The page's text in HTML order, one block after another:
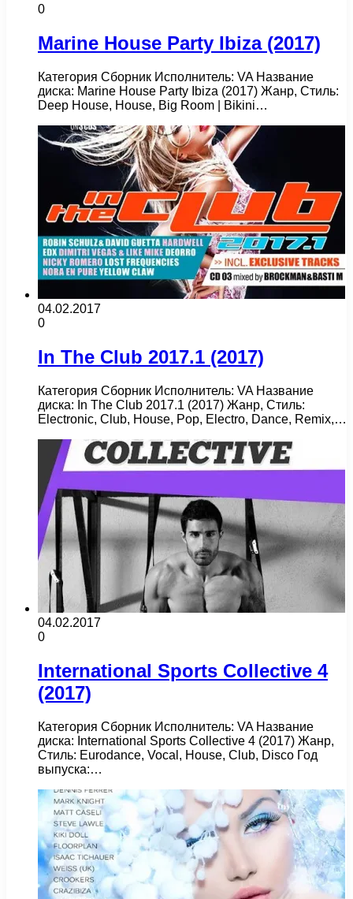
0
Marine House Party Ibiza (2017)
Категория Сборник Исполнитель: VA Название
диска: Marine House Party Ibiza (2017) Жанр, Стиль:
Deep House, House, Big Room | Bikini…
04.02.2017
0
In The Club 2017.1 (2017)
Категория Сборник Исполнитель: VA Название
диска: In The Club 2017.1 (2017) Жанр, Стиль:
Electronic, Club, House, Pop, Electro, Dance, Remix,…
04.02.2017
0
International Sports Collective 4
(2017)
Категория Сборник Исполнитель: VA Название
диска: International Sports Collective 4 (2017) Жанр,
Стиль: Eurodance, Vocal, House, Club, Disco Год
выпуска:…